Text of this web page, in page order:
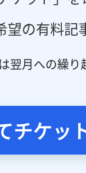
望の有料記
翌月への繰り
チケッ